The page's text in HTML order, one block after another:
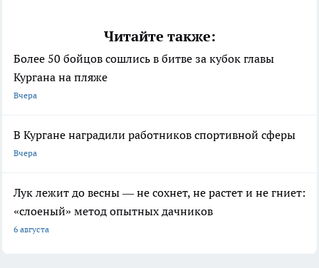
Читайте также:
Более 50 бойцов сошлись в битве за кубок главы
Кургана на пляже
Вчера
В Кургане наградили работников спортивной сферы
Вчера
Лук лежит до весны — не сохнет, не растет и не гниет:
«слоеный» метод опытных дачников
6 августа